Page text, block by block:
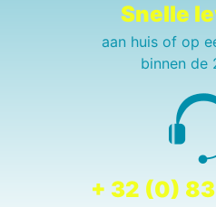
Snelle
aan huis of op
binnen de
+ 32 (0)